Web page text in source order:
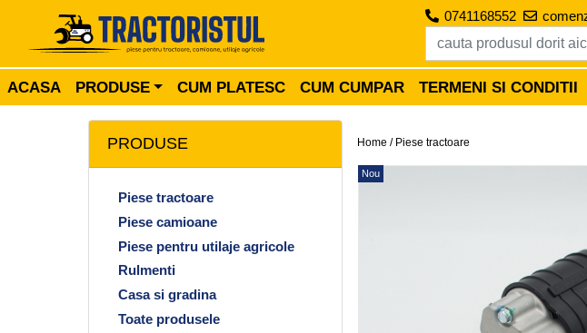
0741168552
ACASA PRODUSE CUM PLATESC CUM CUMPAR TERMENI SI CONDITII
PRODUSE
Piese tractoare
Piese camioane
Piese pentru utilaje agricole
Rulmenti
Casa si gradina
Toate produsele
Home / Piese tractoare
Nou